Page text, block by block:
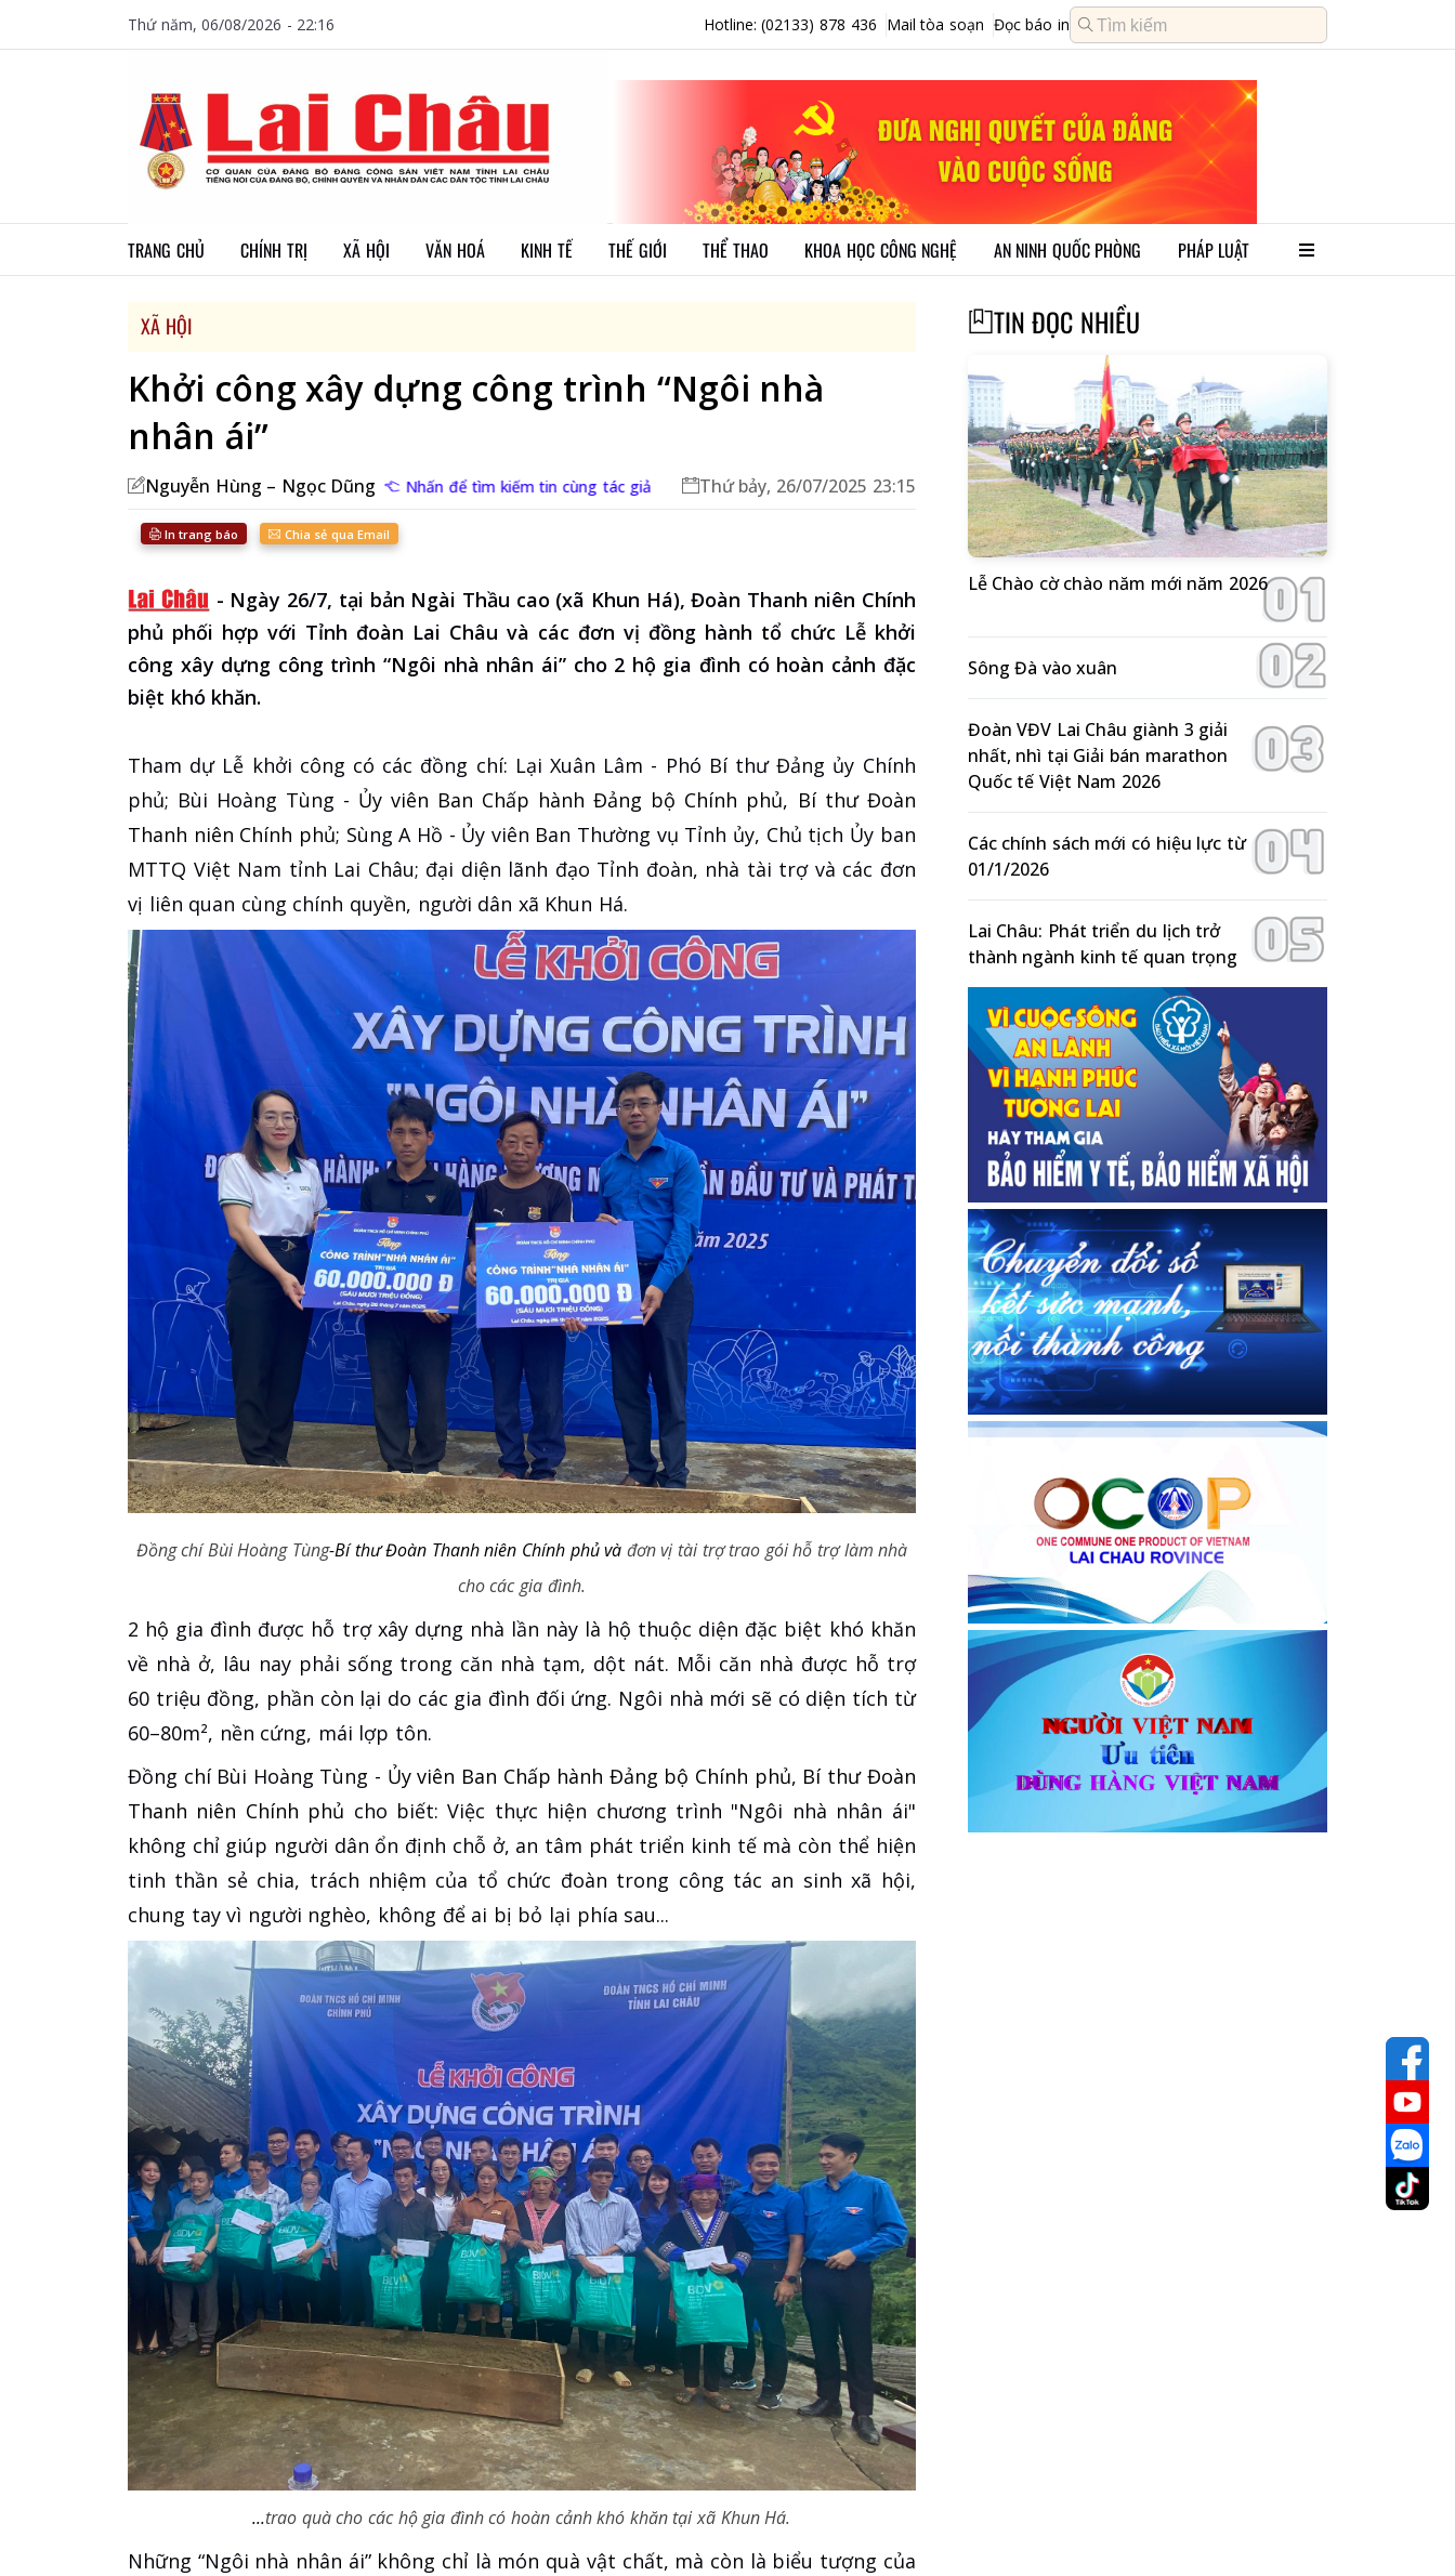
Thứ năm, 06/08/2026 - 22:16 Hotline: (02133) 878 436 Mail tòa soạn Đọc báo in
TRANG CHỦ CHÍNH TRỊ XÃ HỘI VĂN HOÁ KINH TẾ THẾ GIỚI THỂ THAO KHOA HỌC CÔNG NGHỆ AN NINH QUỐC PHÒNG PHÁP LUẬT
XÃ HỘI
Khởi công xây dựng công trình “Ngôi nhà
nhân ái”
Nguyễn Hùng – Ngọc Dũng Nhấn để tìm kiếm tin cùng tác giả Thứ bảy, 26/07/2025 23:15
In trang báo Chia sẻ qua Email
- Ngày 26/7, tại bản Ngài Thầu cao (xã Khun Há), Đoàn Thanh niên Chính
phủ phối hợp với Tỉnh đoàn Lai Châu và các đơn vị đồng hành tổ chức Lễ khởi
công xây dựng công trình “Ngôi nhà nhân ái” cho 2 hộ gia đình có hoàn cảnh đặc
biệt khó khăn.
Tham dự Lễ khởi công có các đồng chí: Lại Xuân Lâm - Phó Bí thư Đảng ủy Chính
phủ; Bùi Hoàng Tùng - Ủy viên Ban Chấp hành Đảng bộ Chính phủ, Bí thư Đoàn
Thanh niên Chính phủ; Sùng A Hồ - Ủy viên Ban Thường vụ Tỉnh ủy, Chủ tịch Ủy ban
MTTQ Việt Nam tỉnh Lai Châu; đại diện lãnh đạo Tỉnh đoàn, nhà tài trợ và các đơn
vị liên quan cùng chính quyền, người dân xã Khun Há.
Đồng chí Bùi Hoàng Tùng-Bí thư Đoàn Thanh niên Chính phủ và đơn vị tài trợ trao gói hỗ trợ làm nhà
cho các gia đình.
2 hộ gia đình được hỗ trợ xây dựng nhà lần này là hộ thuộc diện đặc biệt khó khăn
về nhà ở, lâu nay phải sống trong căn nhà tạm, dột nát. Mỗi căn nhà được hỗ trợ
60 triệu đồng, phần còn lại do các gia đình đối ứng. Ngôi nhà mới sẽ có diện tích từ
60–80m², nền cứng, mái lợp tôn.
Đồng chí Bùi Hoàng Tùng - Ủy viên Ban Chấp hành Đảng bộ Chính phủ, Bí thư Đoàn
Thanh niên Chính phủ cho biết: Việc thực hiện chương trình "Ngôi nhà nhân ái"
không chỉ giúp người dân ổn định chỗ ở, an tâm phát triển kinh tế mà còn thể hiện
tinh thần sẻ chia, trách nhiệm của tổ chức đoàn trong công tác an sinh xã hội,
chung tay vì người nghèo, không để ai bị bỏ lại phía sau...
...trao quà cho các hộ gia đình có hoàn cảnh khó khăn tại xã Khun Há.
Những “Ngôi nhà nhân ái” không chỉ là món quà vật chất, mà còn là biểu tượng của
TIN ĐỌC NHIỀU
Lễ Chào cờ chào năm mới năm 2026
Sông Đà vào xuân
Đoàn VĐV Lai Châu giành 3 giải
nhất, nhì tại Giải bán marathon
Quốc tế Việt Nam 2026
Các chính sách mới có hiệu lực từ
01/1/2026
Lai Châu: Phát triển du lịch trở
thành ngành kinh tế quan trọng